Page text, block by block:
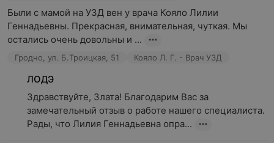
Были с мамой на УЗД вен у врача Кояло Лилии
Геннадьевны. Прекрасная, внимательная, чуткая. Мы
остались очень довольны и ...
Гродно, ул. Б.Троицкая, 51 Кояло Л. Г. - Врач УЗД
ЛОДЭ
Здравствуйте, Злата! Благодарим Вас за
замечательный отзыв о работе нашего специалиста.
Рады, что Лилия Геннадьевна опра...